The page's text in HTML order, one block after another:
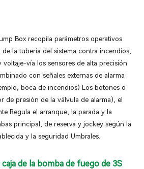
Box recopila parámetros operativos
la tubería del sistema contra incendios,
vía los sensores de alta precisión
con señales externas de alarma
boca de incendios) Los botones o
de presión de la válvula de alarma), el
Regula el arranque, la parada y la
principal, de reserva y jockey según la
y la seguridad Umbrales.
de la bomba de fuego de 3S